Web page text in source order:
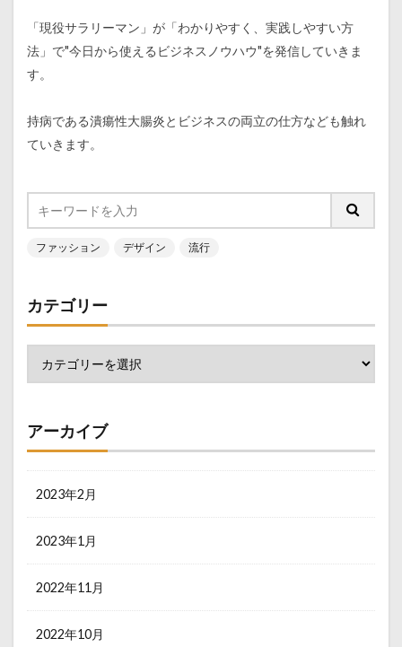
「現役サラリーマン」が「わかりやすく、実践しやすい方
法」で"今日から使えるビジネスノウハウ"を発信していきま
す。
持病である潰瘍性大腸炎とビジネスの両立の仕方なども触れ
ていきます。
ファッション デザイン 流行
カテゴリー
アーカイブ
2023年2月
2023年1月
2022年11月
2022年10月